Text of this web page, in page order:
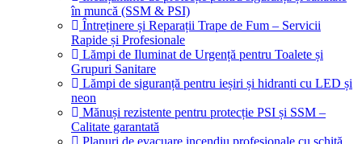
în muncă (SSM & PSI)
Întreținere și Reparații Trape de Fum – Servicii
Rapide și Profesionale
Lămpi de Iluminat de Urgență pentru Toalete și
Grupuri Sanitare
Lămpi de siguranță pentru ieșiri și hidranti cu LED și
neon
Mănuși rezistente pentru protecție PSI și SSM –
Calitate garantată
Planuri de evacuare incendiu profesionale cu schiță